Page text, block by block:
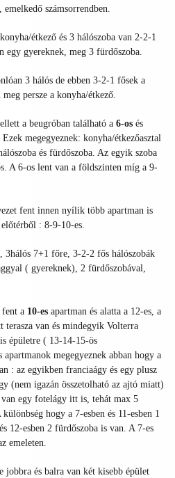
számsorrendben.
étkező és 3 hálószoba van 2-2-1
egy gyereknek, meg 3 fürdőszoba.
3 hálós de ebben 3-2-1 fősek a
persze a konyha/étkező.
a beugróban található a 6-os és
megegyeznek: konyha/étkezőasztal
és fürdőszoba. Az egyik szoba
A 6-os lent van a földszinten míg a 9-
fent innen nyílik több apartman is
: 8-9-10-es.
3hálós 7+1 főre, 3-2-2 fős hálószobák
( gyereknek), 2 fürdőszobával,
fent a 10-es apartman és alatta a 12-es, a
van és mindegyik Volterra
épületre ( 13-14-15-ös
apartmanok megegyeznek abban hogy a
: az egyikben franciaágy és egy plusz
(nem igazán összetolható az ajtó miatt)
van egy fotelágy itt is, tehát max 5
hogy a 7-esben és 11-esben 1
12-esben 2 fürdőszoba is van. A 7-es
emeleten.
jobbra és balra van két kisebb épület